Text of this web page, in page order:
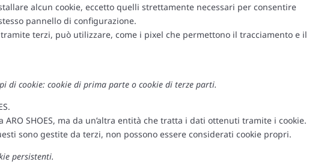
alcun cookie, eccetto quelli strettamente necessari per consentire
pannello di configurazione.
terzi, può utilizzare, come i pixel che permettono il tracciamento e il
di cookie: cookie di prima parte o cookie di terze parti.
SHOES, ma da un’altra entità che tratta i dati ottenuti tramite i cookie.
sono gestite da terzi, non possono essere considerati cookie propri.
persistenti.